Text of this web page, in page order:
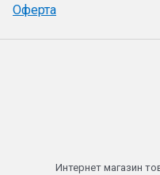
Оферта
Интернет магазин